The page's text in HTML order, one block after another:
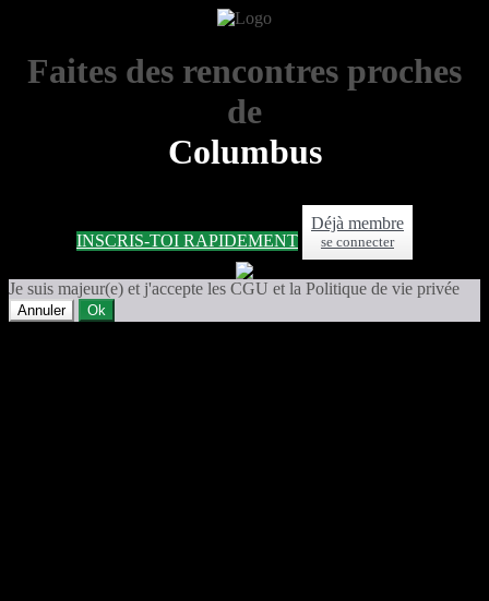
Faites des rencontres proches
de
Columbus
INSCRIS-TOI RAPIDEMENT
Déjà membre
se connecter
Je suis majeur(e) et j'accepte les CGU et la Politique de vie privée
Annuler Ok